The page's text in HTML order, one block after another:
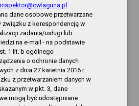
CSIR
CW LAGUNA
inspektor@cwlaguna.pl
dane osobowe przetwarzane
związku z korespondencją w
zadania/usługi lub
na e-mail - na podstawie
1 lit. b ogólnego
o ochronie danych
z dnia 27 kwietnia 2016 r.
z przetwarzaniem danych w
w pkt. 3, dane
mogą być udostępniane